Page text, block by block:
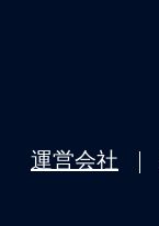
運営会社